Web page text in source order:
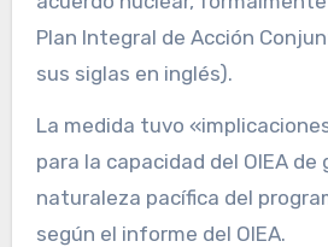
Plan Integral de Acción
sus siglas en inglés).
La medida tuvo
para la capacidad del OIEA
naturaleza pacífica del
según el informe del OIEA.